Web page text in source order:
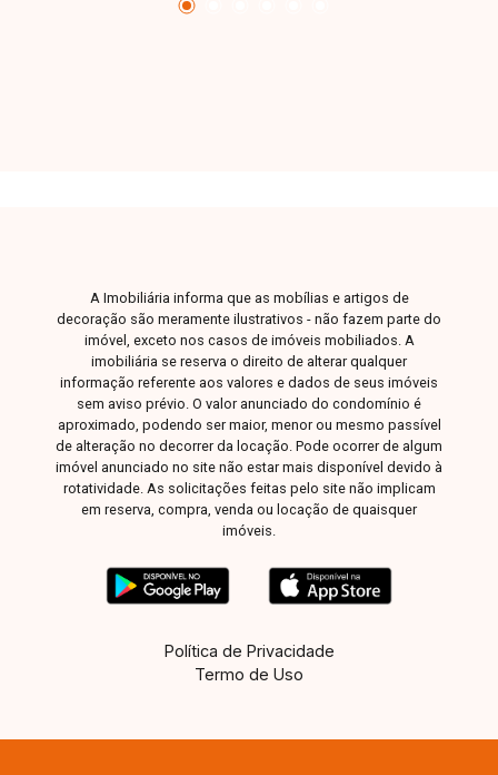
investir ou construir em um dos melhores
A Imobiliária informa que as mobílias e artigos de
decoração são meramente ilustrativos - não fazem parte do
imóvel, exceto nos casos de imóveis mobiliados. A
imobiliária se reserva o direito de alterar qualquer
informação referente aos valores e dados de seus imóveis
sem aviso prévio. O valor anunciado do condomínio é
aproximado, podendo ser maior, menor ou mesmo passível
de alteração no decorrer da locação. Pode ocorrer de algum
imóvel anunciado no site não estar mais disponível devido à
rotatividade. As solicitações feitas pelo site não implicam
em reserva, compra, venda ou locação de quaisquer
imóveis.
Política de Privacidade
Termo de Uso